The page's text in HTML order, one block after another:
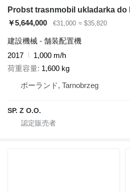
￥5,644,000 €31,000 ≈ $35,820
建設機械 - 舗装配置機
2017
1,000 m/h
荷重容量 1,600 kg
ポーランド, Tarnobrzeg
SP. Z O.O.